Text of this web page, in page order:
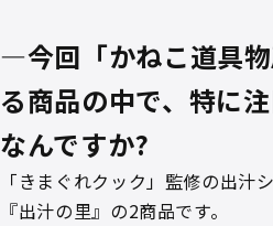
—今回「かねこ道具
る商品の中で、特に
なんですか?
「きまぐれクック」監修の出汁
『出汁の里』の2商品です。